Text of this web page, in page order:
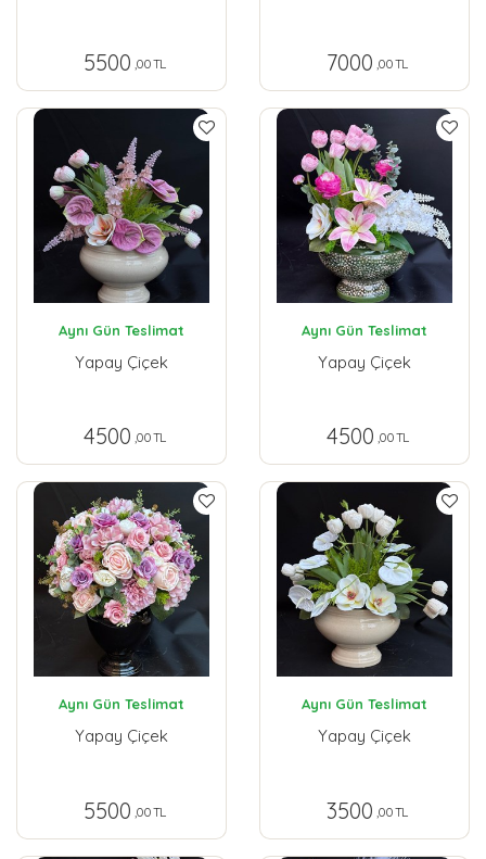
5500 ,00 TL 7000 ,00 TL
Aynı Gün Teslimat
Yapay Çiçek
4500 ,00 TL
Aynı Gün Teslimat
Yapay Çiçek
4500 ,00 TL
Aynı Gün Teslimat
Yapay Çiçek
5500 ,00 TL
Aynı Gün Teslimat
Yapay Çiçek
3500 ,00 TL